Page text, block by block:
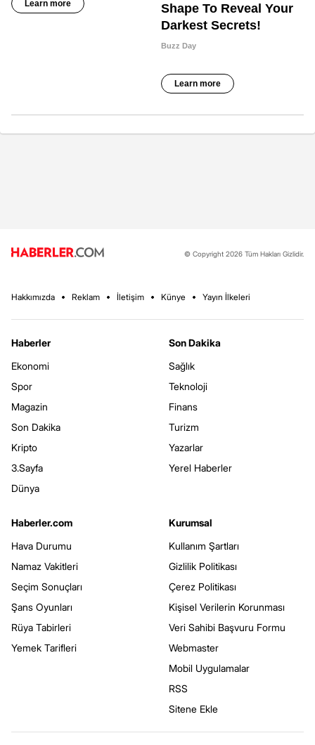
© Copyright 2026 Tüm Hakları Gizlidir.
Hakkımızda Reklam İletişim Künye Yayın İlkeleri
Haberler
Ekonomi
Spor
Magazin
Son Dakika
Kripto
3.Sayfa
Dünya
Son Dakika
Sağlık
Teknoloji
Finans
Turizm
Yazarlar
Yerel Haberler
Haberler.com
Hava Durumu
Namaz Vakitleri
Seçim Sonuçları
Şans Oyunları
Rüya Tabirleri
Yemek Tarifleri
Kurumsal
Kullanım Şartları
Gizlilik Politikası
Çerez Politikası
Kişisel Verilerin Korunması
Veri Sahibi Başvuru Formu
Webmaster
Mobil Uygulamalar
RSS
Sitene Ekle